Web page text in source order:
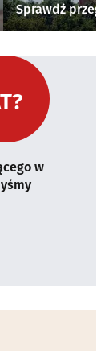
Sprawdź
w